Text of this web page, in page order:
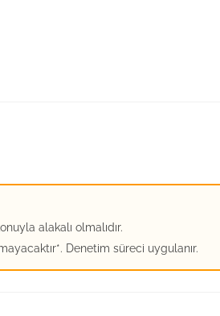
alakalı olmalıdır.
Denetim süreci uygulanır.